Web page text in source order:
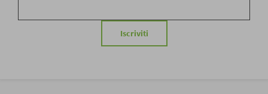
Iscriviti